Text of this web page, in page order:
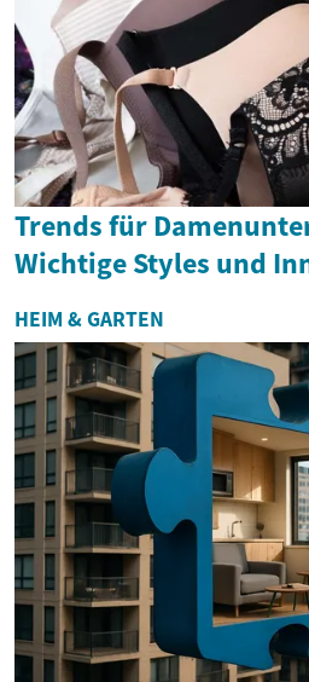
Trends für
Wichtige Styles und
HEIM & GARTEN